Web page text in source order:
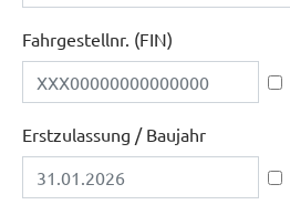
Fahrgestellnr. (FIN)
Erstzulassung / Baujahr